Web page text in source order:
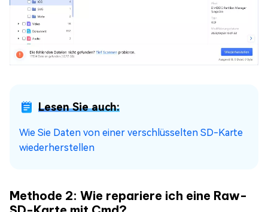
Lesen Sie auch:
Wie Sie Daten von einer verschlüsselten SD-Karte
wiederherstellen
Methode 2: Wie repariere ich eine Raw-